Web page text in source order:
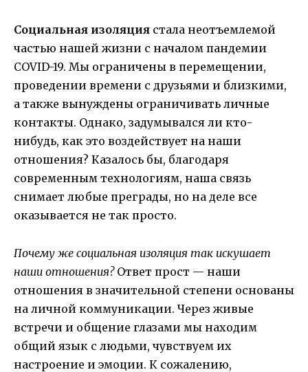
Социальная изоляция стала неотъемлемой
частью нашей жизни с началом пандемии
COVID-19. Мы ограничены в перемещении,
проведении времени с друзьями и близкими,
а также вынуждены ограничивать личные
контакты. Однако, задумывался ли кто-
нибудь, как это воздействует на наши
отношения? Казалось бы, благодаря
современным технологиям, наша связь
снимает любые преграды, но на деле все
оказывается не так просто.
Почему же социальная изоляция так искушает
наши отношения?Ответ прост — наши
отношения в значительной степени основаны
на личной коммуникации. Через живые
встречи и общение глазами мы находим
общий язык с людьми, чувствуем их
настроение и эмоции. К сожалению,